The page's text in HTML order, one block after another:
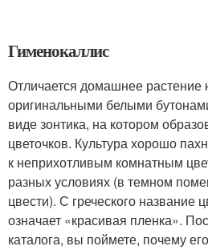
Гименокаллис
Отличается домашнее
оригинальными белыми
виде зонтика, на котором
цветочков. Культура хорошо
к неприхотливым комнатным
разных условиях (в темном
цвести). С греческого название
означает «красивая пленка».
каталога, вы поймете, почему